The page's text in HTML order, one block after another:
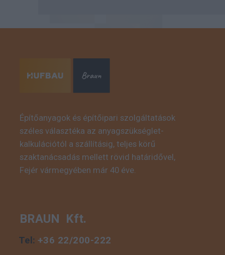
Építőanyagok és építőipari szolgáltatások
széles választéka az anyagszükséglet-
kalkulációtól a szállításig, teljes körű
szaktanácsadás mellett rövid határidővel,
Fejér vármegyében már 40 éve.
BRAUN Kft.
Tel: +36 22/200-222